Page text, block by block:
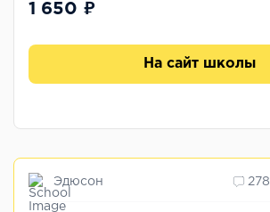
1 650 ₽
На сайт школы
Эдюсон 278